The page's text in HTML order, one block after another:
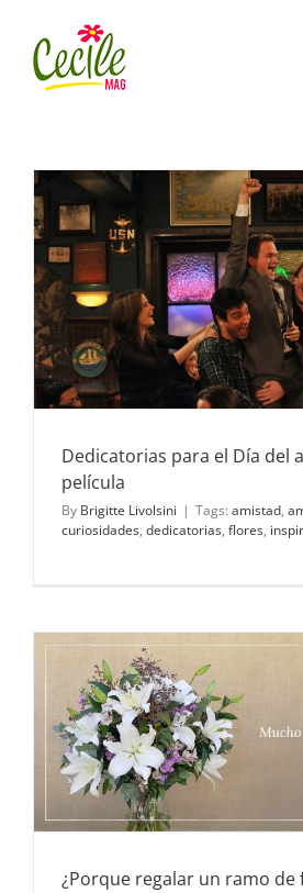
content
Dedicatorias para el Día del
película
By Brigitte Livolsini | Tags: amistad,
curiosidades, dedicatorias, flores,
¿Porque regalar un ramo de